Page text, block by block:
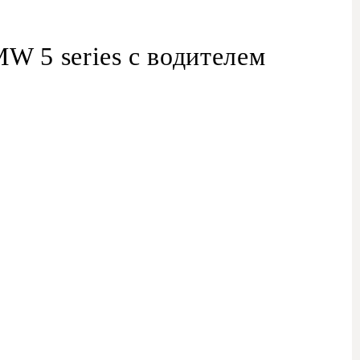
5 series с водителем